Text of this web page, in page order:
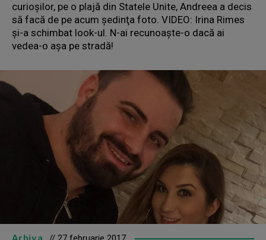
curioşilor, pe o plajă din Statele Unite, Andreea a decis
să facă de pe acum şedinţa foto. VIDEO: Irina Rimes
şi-a schimbat look-ul. N-ai recunoaşte-o dacă ai
vedea-o aşa pe stradă!